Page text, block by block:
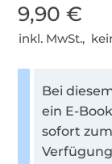
9,90 €
inkl. MwSt.,
Bei
ein E-
sofort